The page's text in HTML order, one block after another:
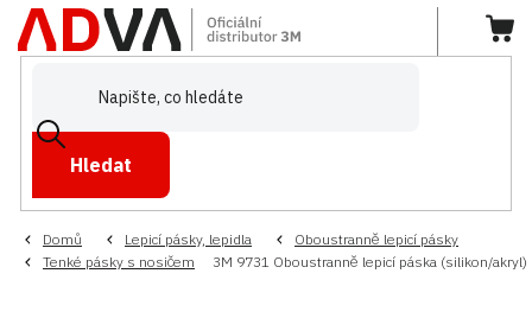
Hledat
Domů Lepicí pásky, lepidla
Oboustranně lepicí pásky
Tenké pásky s nosičem
3M 9731 Oboustranně lepicí páska (silikon/akryl)